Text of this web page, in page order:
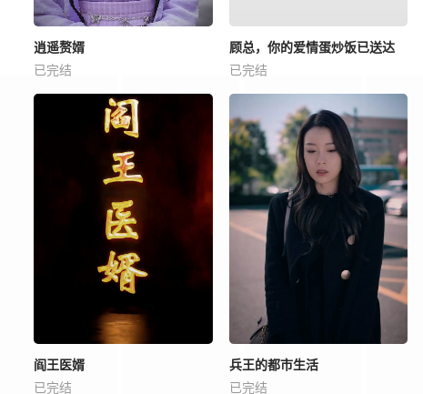
逍遥赘婿
已完结
顾总，你的爱情蛋炒饭已送达
已完结
阎王医婿
已完结
兵王的都市生活
已完结